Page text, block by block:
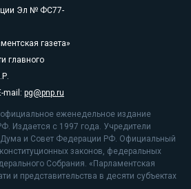
Эл № ФС77-
газета»
главного
mail: pg@pnp.ru
официальное еженедельное издание
Издается с 1997 года. Учредители
Дума и Совет Федерации РФ. Официальный
законов, федеральных
Собрания. «Парламентская
и представительства в десяти субъектах